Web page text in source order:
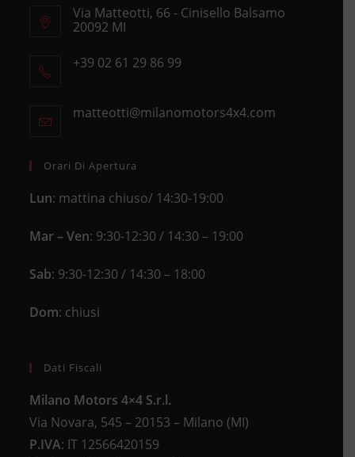
Via Matteotti, 66 - Cinisello Balsamo
20092 MI
in
+39 02 61 29 86 99
your
matteotti@milanomotors4x4.comOpens
Orari Di Apertura
Lun: mattina chiuso/ 14:30-19:00
Mar – Ven: 9:30-12:30 / 14:30 – 19:00
Sab: 9:30-12:30 / 14:30 – 18:00
Dom: chiusi
Dati Fiscali
Milano Motors 4×4 S.r.l.
Via Novara, 545 – 20153 – Milano (MI)
P.IVA: IT 12566420159